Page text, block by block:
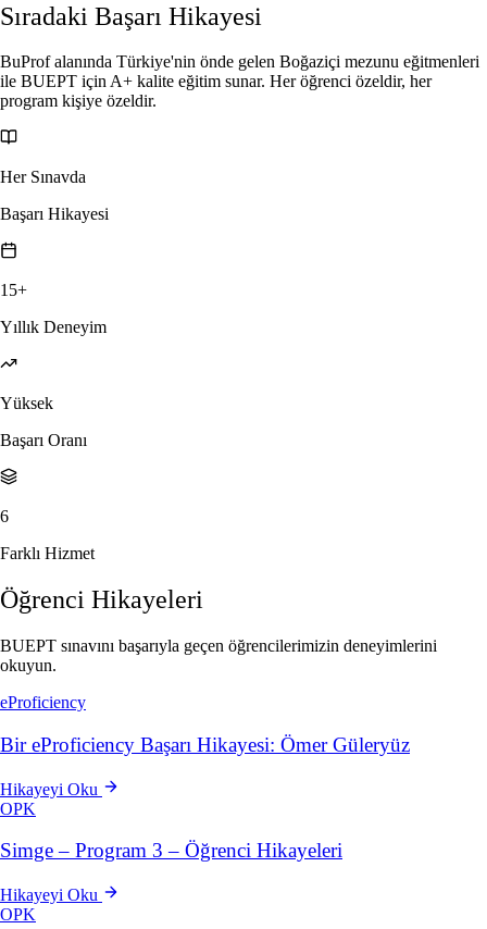
Sıradaki Başarı Hikayesi
BuProf alanında Türkiye'nin önde gelen Boğaziçi mezunu eğitmenleri
ile BUEPT için A+ kalite eğitim sunar. Her öğrenci özeldir, her
program kişiye özeldir.
Her Sınavda
Başarı Hikayesi
15+
Yıllık Deneyim
Yüksek
Başarı Oranı
6
Farklı Hizmet
Öğrenci Hikayeleri
BUEPT sınavını başarıyla geçen öğrencilerimizin deneyimlerini
okuyun.
eProficiency
Bir eProficiency Başarı Hikayesi: Ömer Güleryüz
Hikayeyi Oku
OPK
Simge – Program 3 – Öğrenci Hikayeleri
Hikayeyi Oku
OPK